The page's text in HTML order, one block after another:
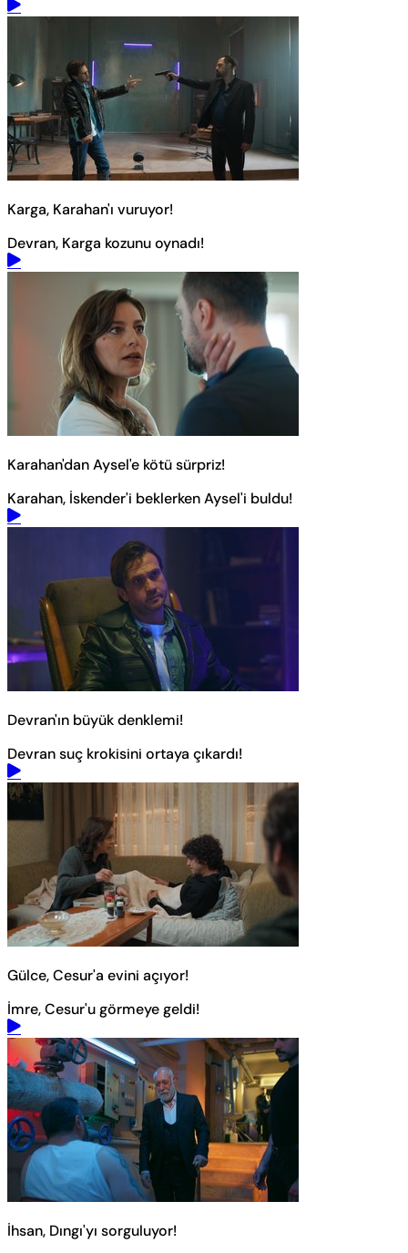
Karga, Karahan'ı vuruyor!
Devran, Karga kozunu oynadı!
Karahan'dan Aysel'e kötü sürpriz!
Karahan, İskender'i beklerken Aysel'i buldu!
Devran'ın büyük denklemi!
Devran suç krokisini ortaya çıkardı!
Gülce, Cesur'a evini açıyor!
İmre, Cesur'u görmeye geldi!
İhsan, Dıngı'yı sorguluyor!